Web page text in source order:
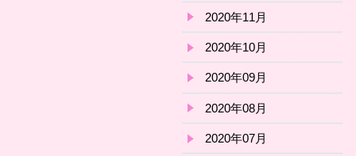
2020年11月
2020年10月
2020年09月
2020年08月
2020年07月